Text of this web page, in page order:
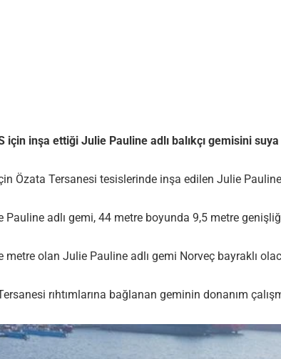
inşa ettiği Julie Pauline adlı balıkçı gemisini
Özata Tersanesi tesislerinde inşa edilen Julie
adlı gemi, 44 metre boyunda 9,5 metre
olan Julie Pauline adlı gemi Norveç bayraklı
rıhtımlarına bağlanan geminin donanım